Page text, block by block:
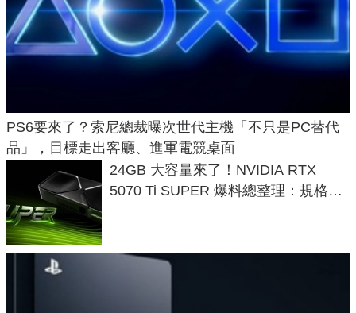
PS6要來了？索尼總裁曝次世代主機「不只是PC替代
品」，目標走出客廳、進軍電競桌面
24GB 大容量來了！NVIDIA RTX
5070 Ti SUPER 爆料總整理：規格、